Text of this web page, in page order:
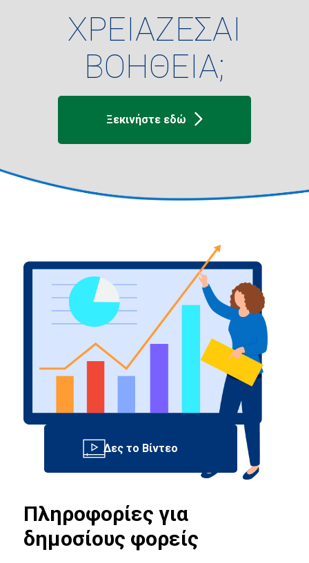
ΧΡΕΙΑΖΕΣΑΙ
ΒΟΗΘΕΙΑ;
Ξεκινήστε εδώ
Πληροφορίες για
δημοσίους φορείς